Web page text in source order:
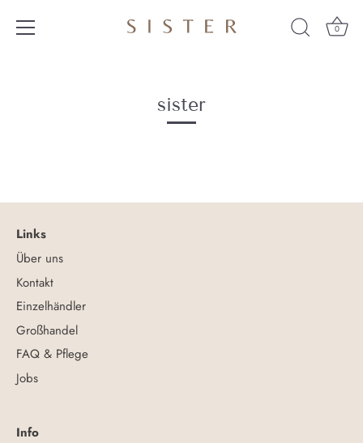
0
sister
Links
Über uns
Kontakt
Einzelhändler
Großhandel
FAQ & Pflege
Jobs
Info